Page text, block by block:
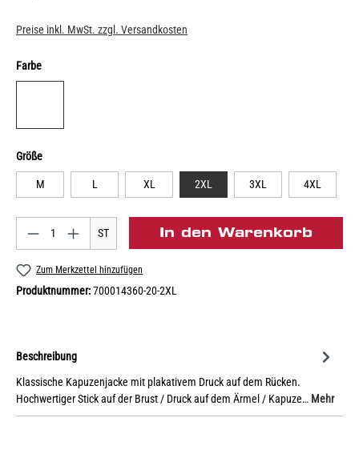
Preise inkl. MwSt. zzgl. Versandkosten
Farbe
Größe
M L XL 2XL 3XL 4XL
ST In den Warenkorb
Zum Merkzettel hinzufügen
Produktnummer:700014360-20-2XL
Beschreibung
Klassische Kapuzenjacke mit plakativem Druck auf dem Rücken.
Hochwertiger Stick auf der Brust / Druck auf dem Ärmel / Kapuze… Mehr